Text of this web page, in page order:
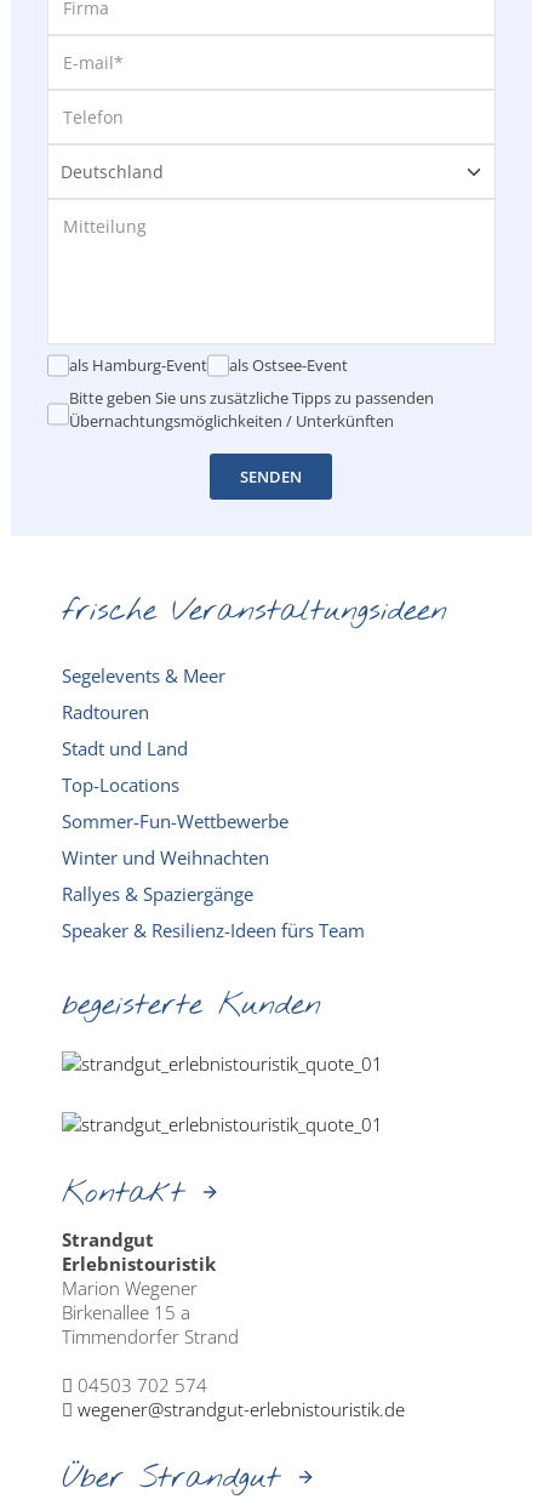
als Hamburg-Event
als Ostsee-Event
Bitte geben Sie uns zusätzliche Tipps zu passenden
Übernachtungsmöglichkeiten / Unterkünften
SENDEN
frische Veranstaltungsideen
Segelevents & Meer
Radtouren
Stadt und Land
Top-Locations
Sommer-Fun-Wettbewerbe
Winter und Weihnachten
Rallyes & Spaziergänge
Speaker & Resilienz-Ideen fürs Team
begeisterte Kunden
Kontakt
Strandgut
Erlebnistouristik
Marion Wegener
Birkenallee 15 a
Timmendorfer Strand
04503 702 574
wegener@strandgut-erlebnistouristik.de
Über Strandgut